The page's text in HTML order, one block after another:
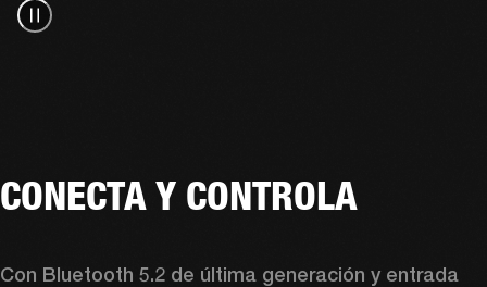
CONECTA Y CONTROLA
Con Bluetooth 5.2 de última generación y entrada